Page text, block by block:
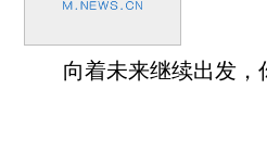
向着未来继续出发，